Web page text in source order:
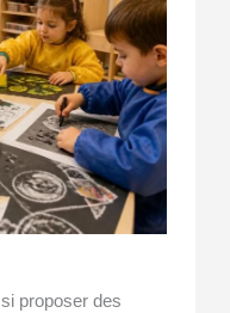
proposer des